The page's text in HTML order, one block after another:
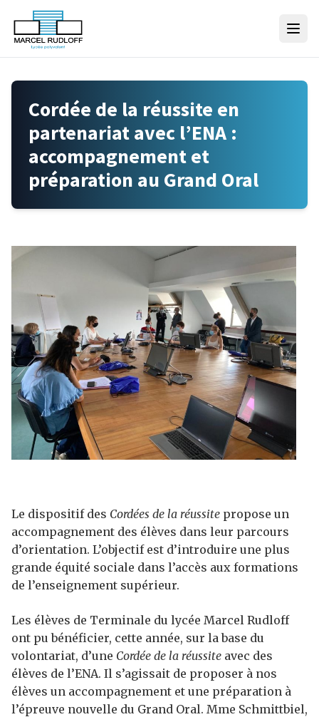
Skip to content
Cordée de la réussite en
partenariat avec l’ENA :
accompagnement et
préparation au Grand Oral
Le dispositif des Cordées de la réussite propose un
accompagnement des élèves dans leur parcours
d’orientation. L’objectif est d’introduire une plus
grande équité sociale dans l’accès aux formations
de l’enseignement supérieur.
Les élèves de Terminale du lycée Marcel Rudloff
ont pu bénéficier, cette année, sur la base du
volontariat, d’une Cordée de la réussite avec des
élèves de l’ENA. Il s’agissait de proposer à nos
élèves un accompagnement et une préparation à
l’épreuve nouvelle du Grand Oral. Mme Schmittbiel,